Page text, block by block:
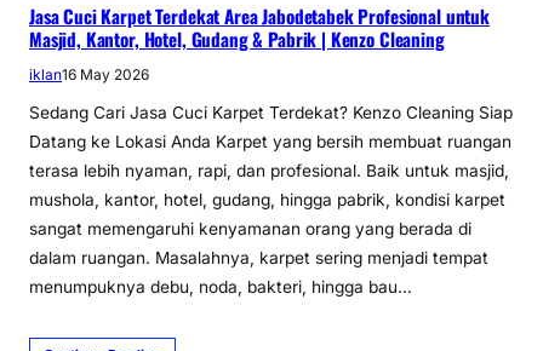
Jasa Cuci Karpet Terdekat Area Jabodetabek Profesional untuk
Masjid, Kantor, Hotel, Gudang & Pabrik | Kenzo Cleaning
iklan16 May 2026
Sedang Cari Jasa Cuci Karpet Terdekat? Kenzo Cleaning Siap
Datang ke Lokasi Anda Karpet yang bersih membuat ruangan
terasa lebih nyaman, rapi, dan profesional. Baik untuk masjid,
mushola, kantor, hotel, gudang, hingga pabrik, kondisi karpet
sangat memengaruhi kenyamanan orang yang berada di
dalam ruangan. Masalahnya, karpet sering menjadi tempat
menumpuknya debu, noda, bakteri, hingga bau…